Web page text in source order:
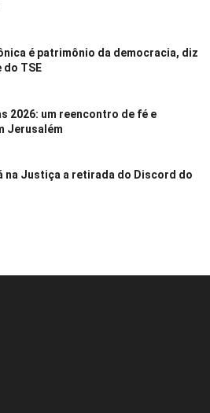
é patrimônio da democracia, diz
do TSE
2026: um reencontro de fé e
Jerusalém
na Justiça a retirada do Discord do